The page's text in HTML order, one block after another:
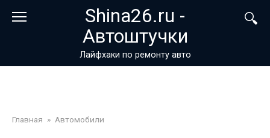
Shina26.ru -
Автоштучки
Лайфхаки по ремонту авто
Главная » Автомобили